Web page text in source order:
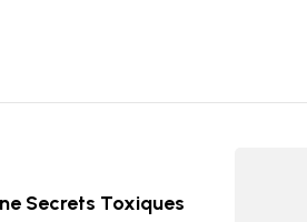
Secrets Toxiques